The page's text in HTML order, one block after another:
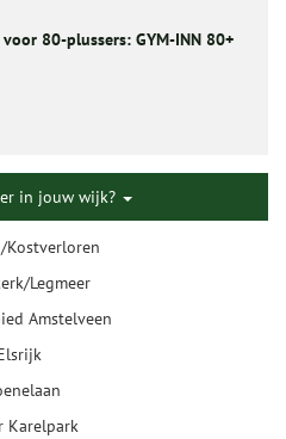
80-plussers: GYM-INN 80+
in jouw wijk?
Kostverloren
Legmeer
Amstelveen
Karelpark